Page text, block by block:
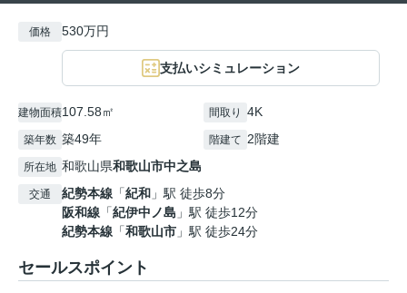
価格 530万円
支払いシミュレーション
建物面積107.58㎡ 間取り 4K
築年数 築49年 階建て 2階建
所在地 和歌山県和歌山市中之島
交通 紀勢本線 「紀和 」駅 徒歩8分
阪和線 「紀伊中ノ島 」駅 徒歩12分
紀勢本線 「和歌山市 」駅 徒歩24分
セールスポイント